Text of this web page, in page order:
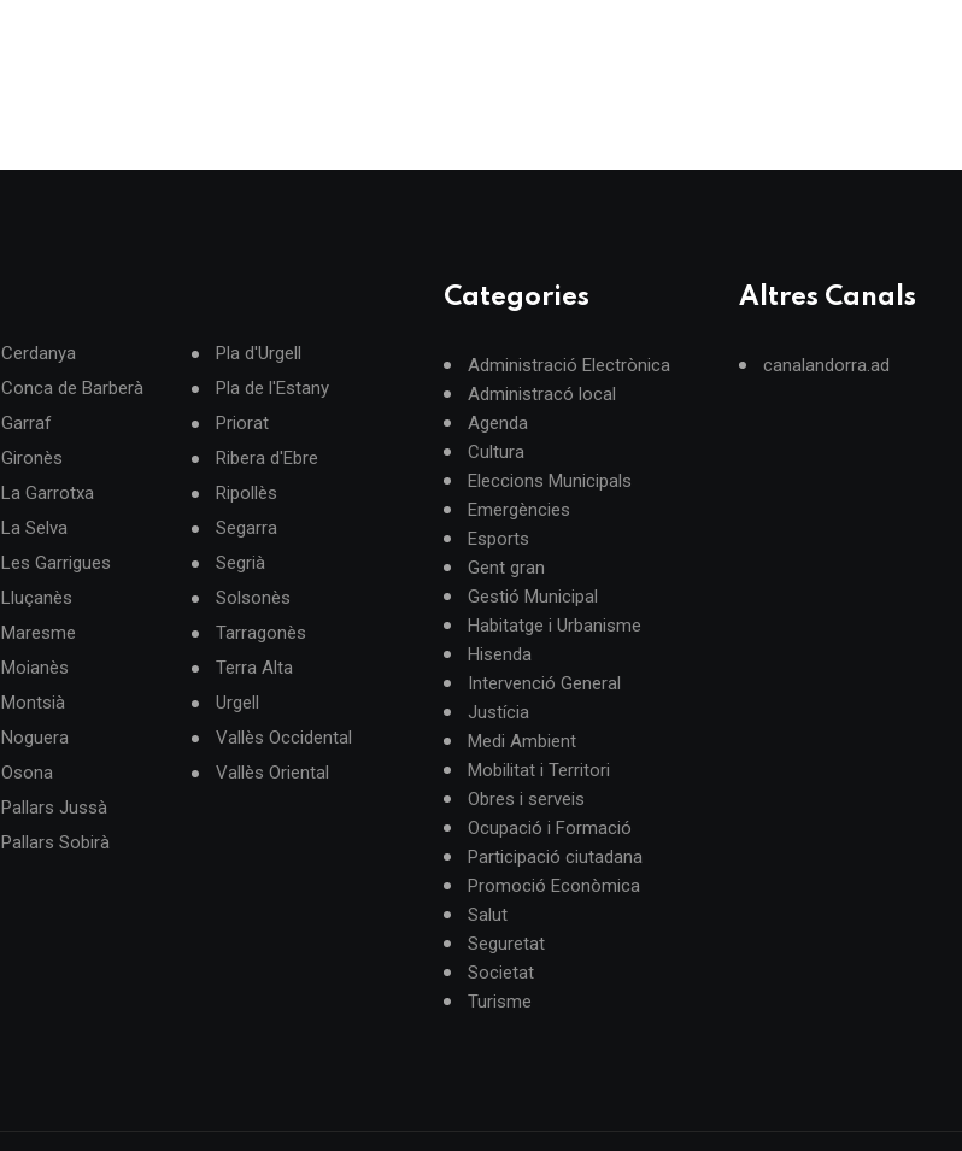
Cerdanya
Conca de Barberà
Garraf
Gironès
La Garrotxa
La Selva
Les Garrigues
Lluçanès
Maresme
Moianès
Montsià
Noguera
Osona
Pallars Jussà
Pallars Sobirà
Pla d'Urgell
Pla de l'Estany
Priorat
Ribera d'Ebre
Ripollès
Segarra
Segrià
Solsonès
Tarragonès
Terra Alta
Urgell
Vallès Occidental
Vallès Oriental
Categories
Administració Electrònica
Administracó local
Agenda
Cultura
Eleccions Municipals
Emergències
Esports
Gent gran
Gestió Municipal
Habitatge i Urbanisme
Hisenda
Intervenció General
Justícia
Medi Ambient
Mobilitat i Territori
Obres i serveis
Ocupació i Formació
Participació ciutadana
Promoció Econòmica
Salut
Seguretat
Societat
Turisme
Altres Canals
canalandorra.ad